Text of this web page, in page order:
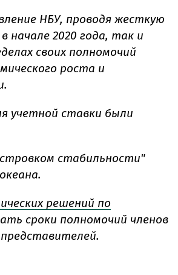
НБУ, проводя жесткую
начале 2020 года, так и
своих полномочий
роста и
учетной ставки были
стабильности"
решений по
сроки полномочий членов